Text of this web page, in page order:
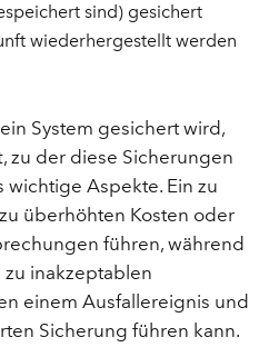
sind) gesichert
wiederhergestellt werden
System gesichert wird,
, zu der diese Sicherungen
Aspekte. Ein zu
überhöhten Kosten oder
führen, während
zu inakzeptablen
einem Ausfallereignis und
Sicherung führen kann.